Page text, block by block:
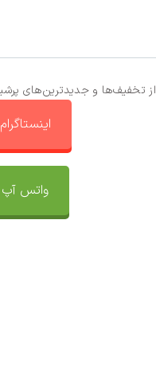
از تخفیف‌ها و جدیدترین‌های
واتس